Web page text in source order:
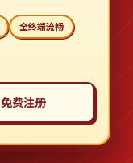
全终端流畅
免费注册